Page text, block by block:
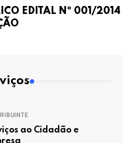
EDITAL Nº 001/2014
ao Cidadão e